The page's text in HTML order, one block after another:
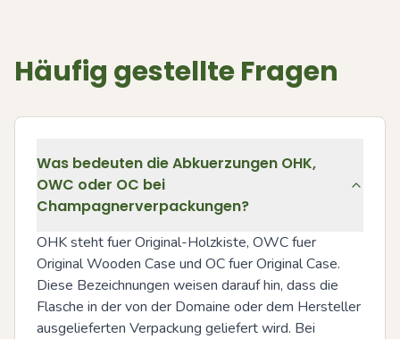
Häufig gestellte Fragen
Was bedeuten die Abkuerzungen OHK,
OWC oder OC bei
Champagnerverpackungen?
OHK steht fuer Original-Holzkiste, OWC fuer
Original Wooden Case und OC fuer Original Case.
Diese Bezeichnungen weisen darauf hin, dass die
Flasche in der von der Domaine oder dem Hersteller
ausgelieferten Verpackung geliefert wird. Bei